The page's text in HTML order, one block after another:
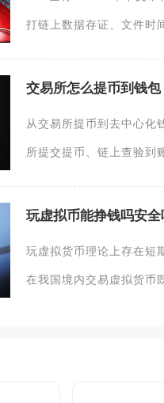
打链上数据存证、文件时
交易所怎么提币到钱包
从交易所提币到去中心化
所提交提币、链上查验到
玩虚拟币能挣钱吗安全
玩虚拟货币理论上存在短
在我国境内交易虚拟货币